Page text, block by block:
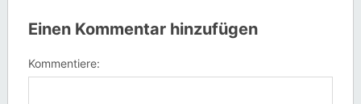
Einen Kommentar hinzufügen
Kommentiere: